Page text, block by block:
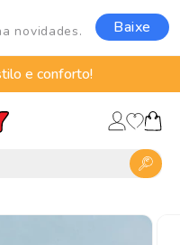
novidades. Baixe
e conforto!
Fazer
login
Lista
deCarrinho